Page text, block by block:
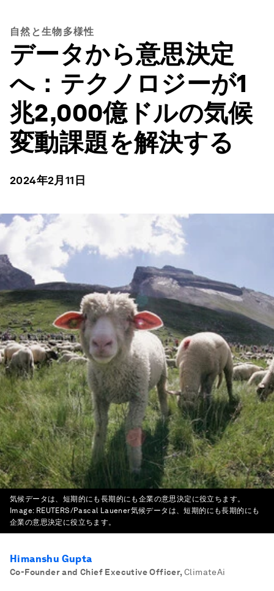
自然と生物多様性
データから意思決定
へ：テクノロジーが1
兆2,000億ドルの気候
変動課題を解決する
2024年2月11日
気候データは、短期的にも長期的にも企業の意思決定に役立ちます。
Image: REUTERS/Pascal Lauener気候データは、短期的にも長期的にも
企業の意思決定に役立ちます。
Himanshu Gupta
Co-Founder and Chief Executive Officer, ClimateAi